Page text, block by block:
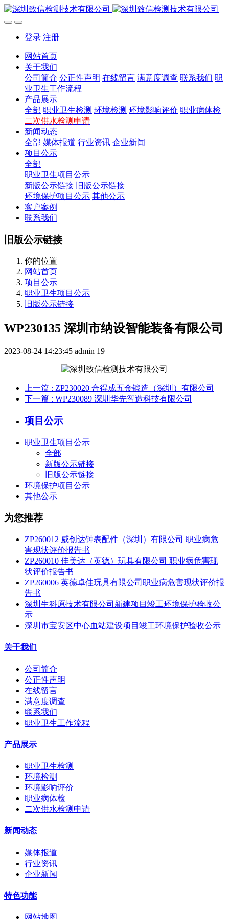
登录 注册
网站首页
关于我们
公司简介 公正性声明 在线留言 满意度调查 联系我们 职
业卫生工作流程
产品展示
全部 职业卫生检测 环境检测 环境影响评价 职业病体检
二次供水检测申请
新闻动态
全部 媒体报道 行业资讯 企业新闻
项目公示
全部
职业卫生项目公示
新版公示链接
旧版公示链接
环境保护项目公示 其他公示
客户案例
联系我们
旧版公示链接
你的位置
网站首页
项目公示
职业卫生项目公示
旧版公示链接
WP230135 深圳市纳设智能装备有限公司
2023-08-24 14:23:45 admin 19
上一篇 : ZP230020 合得成五金锻造（深圳）有限公司
下一篇 : WP230089 深圳华先智造科技有限公司
项目公示
职业卫生项目公示
全部
新版公示链接
旧版公示链接
环境保护项目公示
其他公示
为您推荐
ZP260012 威创达钟表配件（深圳）有限公司 职业病危
害现状评价报告书
ZP260010 佳美达（英德）玩具有限公司 职业病危害现
状评价报告书
ZP260006 英德卓佳玩具有限公司职业病危害现状评价报
告书
深圳生科原技术有限公司新建项目竣工环境保护验收公
示
深圳市宝安区中心血站建设项目竣工环境保护验收公示
关于我们
公司简介
公正性声明
在线留言
满意度调查
联系我们
职业卫生工作流程
产品展示
职业卫生检测
环境检测
环境影响评价
职业病体检
二次供水检测申请
新闻动态
媒体报道
行业资讯
企业新闻
特色功能